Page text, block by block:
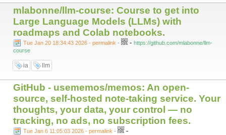
mlabonne/llm-course: Course to get into
Large Language Models (LLMs) with
roadmaps and Colab notebooks.
Tue Jan 20 18:34:43 2026 - permalink - - https://github.com/mlabonne/llm-
course
ia llm
GitHub - usememos/memos: An open-
source, self-hosted note-taking service. Your
thoughts, your data, your control — no
tracking, no ads, no subscription fees.
Tue Jan 6 11:05:03 2026 - permalink - -